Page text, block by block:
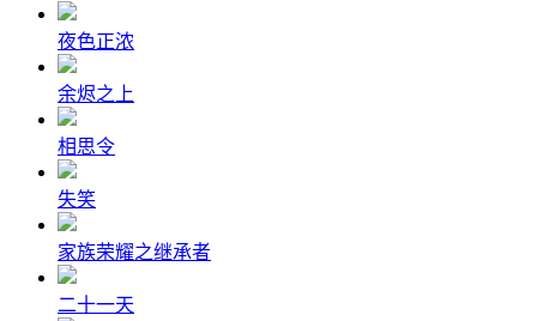
夜色正浓
余烬之上
相思令
失笑
家族荣耀之继承者
二十一天